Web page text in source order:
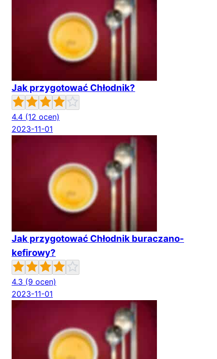
Jak przygotować Chłodnik?
4.4 (12 ocen)
2023-11-01
Jak przygotować Chłodnik buraczano-
kefirowy?
4.3 (9 ocen)
2023-11-01